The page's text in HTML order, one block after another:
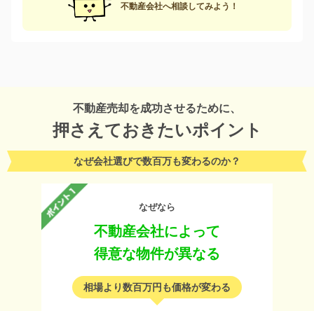
不動産会社へ相談してみよう！
不動産売却を成功させるために、
押さえておきたいポイント
なぜ会社選びで数百万も変わるのか？
なぜなら
不動産会社によって
得意な物件が異なる
相場より数百万円も価格が変わる